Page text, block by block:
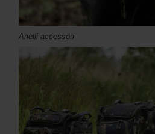
Anelli accessori